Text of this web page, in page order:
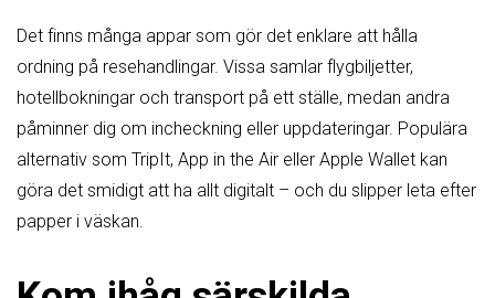
Det finns många appar som gör det enklare att hålla
ordning på resehandlingar. Vissa samlar flygbiljetter,
hotellbokningar och transport på ett ställe, medan andra
påminner dig om incheckning eller uppdateringar. Populära
alternativ som TripIt, App in the Air eller Apple Wallet kan
göra det smidigt att ha allt digitalt – och du slipper leta efter
papper i väskan.